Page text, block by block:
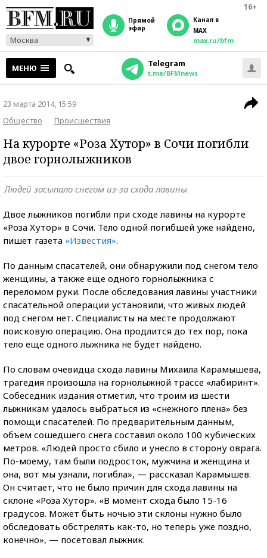
16+
Москва
прямой
эфир
Канал в
MAX
max.ru/bfm
МЕНЮ Telegram
t.me/BFMnews
23 марта 2014, 15:59
Общество
Происшествия
На курорте «Роза Хутор» в Сочи погибли
двое горнолыжников
Людей засыпало снегом из-за схода лавины
Двое лыжников погибли при сходе лавины на курорте
«Роза Хутор» в Сочи. Тело одной погибшей уже найдено,
пишет газета «Известия».
По данным спасателей, они обнаружили под снегом тело
женщины, а также еще одного горнолыжника с
переломом руки. После обследования лавины участники
спасательной операции установили, что живых людей
под снегом нет. Специалисты на месте продолжают
поисковую операцию. Она продлится до тех пор, пока
тело еще одного лыжника не будет найдено.
По словам очевидца схода лавины Михаила Карамышева,
трагедия произошла на горнолыжной трассе «лабиринт».
Собеседник издания отметил, что троим из шести
лыжникам удалось выбраться из «снежного плена» без
помощи спасателей. По предварительным данным,
объем сошедшего снега составил около 100 кубических
метров. «Людей просто сбило и унесло в сторону оврага.
По-моему, там были подросток, мужчина и женщина и
она, вот мы узнали, погибла», — рассказал Карамышев.
Он считает, что не было причин для схода лавины на
склоне «Роза Хутор». «В момент схода было 15-16
градусов. Может быть ночью эти склоны нужно было
обследовать обстрелять как-то, но теперь уже поздно,
конечно», ­— посетовал лыжник.